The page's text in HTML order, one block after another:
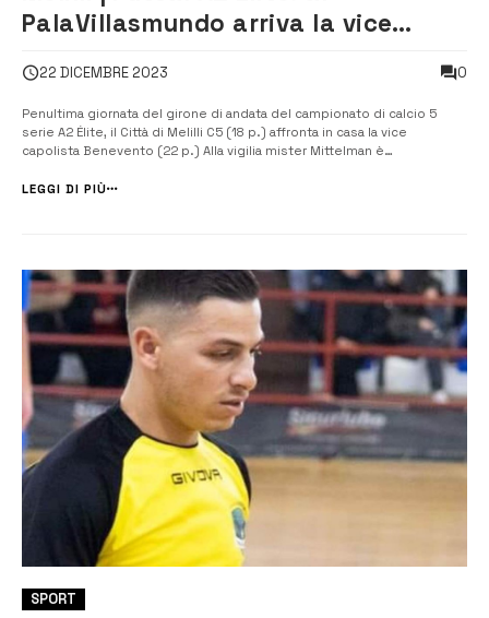
PalaVillasmundo arriva la vice
22 DICEMBRE 2023 0
Penultima giornata del girone di andata del campionato di calcio 5
serie A2 Élite, il Città di Melilli C5 (18 p.) affronta in casa la vice
capolista Benevento (22 p.) Alla vigilia mister Mittelman è
campionato. “La gara di domani è una partita molto importante, […]
LEGGI DI PIÙ
SPORT